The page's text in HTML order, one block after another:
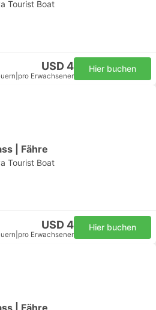
Tourist Boat
USD 4
pro Erwachsener
Hier buchen
| Fähre
Tourist Boat
USD 4
pro Erwachsener
Hier buchen
| Fähre